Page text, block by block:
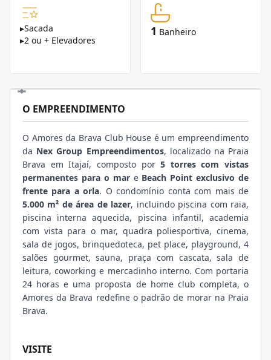
▸Sacada
▸2 ou + Elevadores
1 Banheiro
O EMPREENDIMENTO
O Amores da Brava Club House é um empreendimento
da Nex Group Empreendimentos, localizado na Praia
Brava em Itajaí, composto por5 torres com vistas
permanentes para o mare Beach Point exclusivo de
frente para a orla. O condomínio conta com mais de
5.000 m² de área de lazer, incluindo piscina com raia,
piscina interna aquecida, piscina infantil, academia
com vista para o mar, quadra poliesportiva, cinema,
sala de jogos, brinquedoteca, pet place, playground, 4
salões gourmet, sauna, praça com cascata, sala de
leitura, coworking e mercadinho interno. Com portaria
24 horas e uma proposta de home club completa, o
Amores da Brava redefine o padrão de morar na Praia
Brava.
VISITE